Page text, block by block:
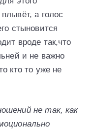
а голос
стыновится
вроде так,что
и не важно
кто то уже не
не так, как